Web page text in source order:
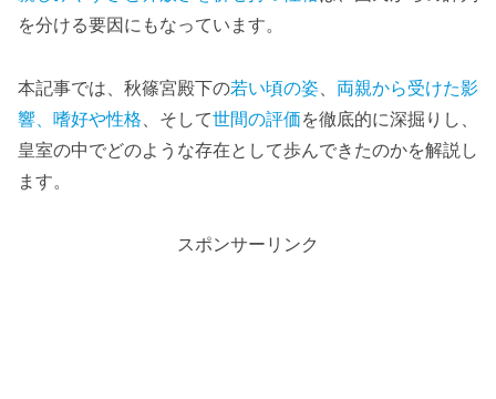
を分ける要因にもなっています。
本記事では、秋篠宮殿下の若い頃の姿
両親から受けた影
響、嗜好や性格 、そして世間の評価を徹底的に深掘りし、
皇室の中でどのような存在として歩んできたのかを解説し
ます。
スポンサーリンク